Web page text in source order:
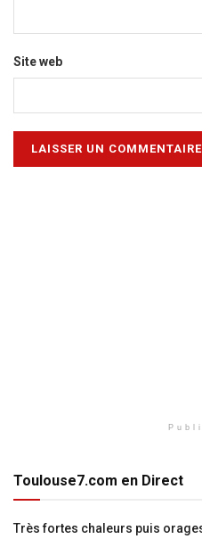
Site web
Toulouse7.com en Direct
Très fortes chaleurs puis